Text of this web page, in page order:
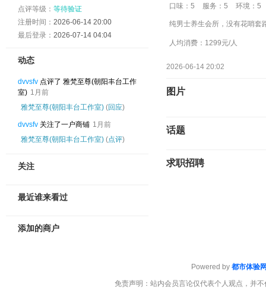
点评等级： 等待验证
注册时间： 2026-06-14 20:00
最后登录： 2026-07-14 04:04
动态
dvvsfv 点评了 雅梵至尊(朝阳丰台工作
室) 1月前
雅梵至尊(朝阳丰台工作室) (回应)
dvvsfv 关注了一户商铺 1月前
雅梵至尊(朝阳丰台工作室) (点评)
关注
最近谁来看过
添加的商户
口味：5 服务：5 环境：5
纯男士养生会所，没有花哨套
人均消费：1299元/人
2026-06-14 20:02
图片
话题
求职招聘
Powered by 都市体验
免责声明：站内会员言论仅代表个人观点，并